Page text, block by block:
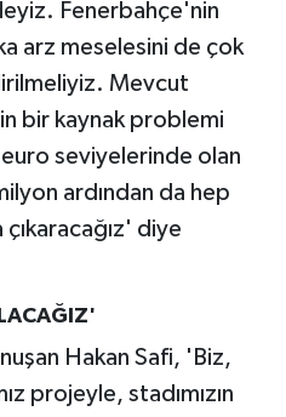
Fenerbahçe'nin
arz meselesini de çok
Mevcut
bir kaynak problemi
seviyelerinde olan
ardından da hep
diye
Hakan Safi, 'Biz,
projeyle, stadımızın